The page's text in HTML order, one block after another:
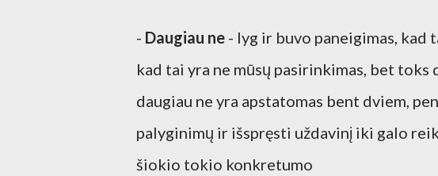
- Daugiau ne - lyg ir buvo paneigimas, kad
kad tai yra ne mūsų pasirinkimas, bet
daugiau ne yra apstatomas bent dviem,
palyginimų ir išspręsti uždavinį iki galo
šiokio tokio konkretumo